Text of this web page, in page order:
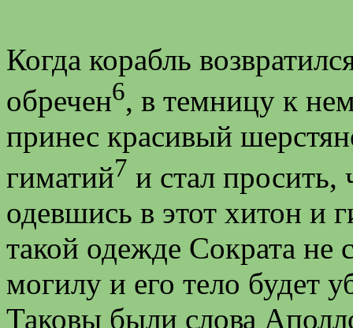
Когда корабль
обречен6, в темницу к
принес красивый
гиматий7 и стал
одевшись в этот хитон и
такой одежде Сократа не
могилу и его тело будет
Таковы были слова